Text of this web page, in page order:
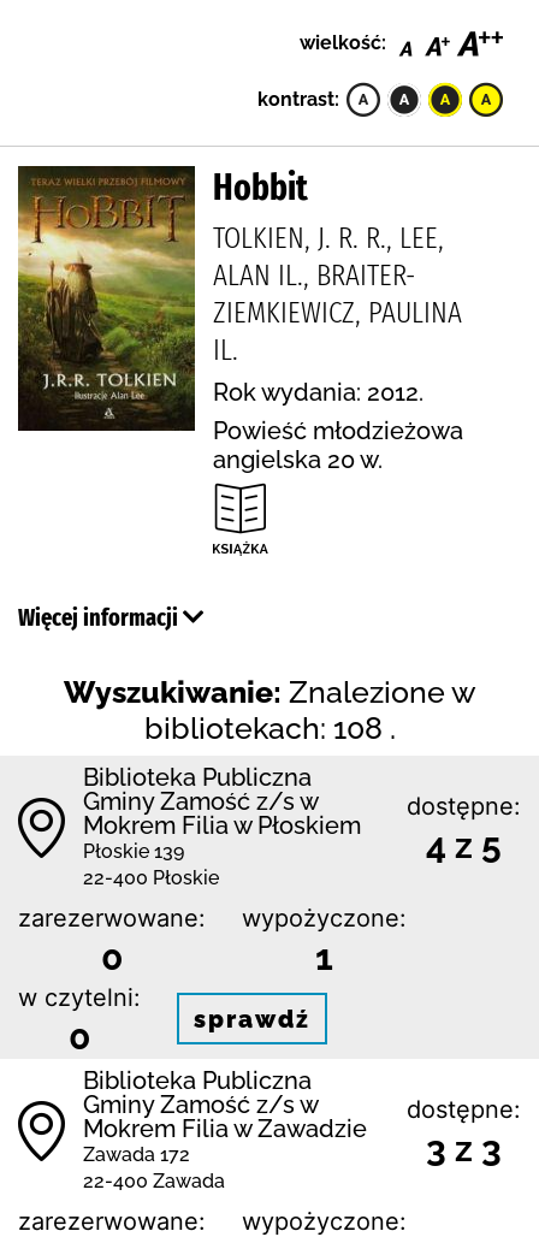
wielkość:
kontrast:
Hobbit
TOLKIEN, J. R. R., LEE,
ALAN IL., BRAITER-
ZIEMKIEWICZ, PAULINA
IL.
Rok wydania: 2012.
Powieść młodzieżowa
angielska 20 w.
Więcej informacji
Wyszukiwanie: Znalezione w
bibliotekach: 108 .
Biblio­teka Publiczna
Gminy Zamość z/s w
Mokrem Filia w Płoskiem
Płoskie 139
22-400 Płoskie
dostępne:
4 z 5
zarezerwowane:
0
wypożyczone:
1
w czytelni:
0 sprawdź
Biblio­teka Publiczna
Gminy Zamość z/s w
Mokrem Filia w Zawadzie
Zawada 172
22-400 Zawada
dostępne:
3 z 3
zarezerwowane: wypożyczone: